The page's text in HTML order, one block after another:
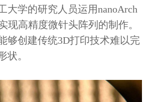
大学的研究人员运用nanoArch
现高精度微针头阵列的制作。
够创建传统3D打印技术难以完
状。